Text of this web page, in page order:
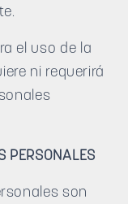
el uso de la
ni requerirá
PERSONALES
son